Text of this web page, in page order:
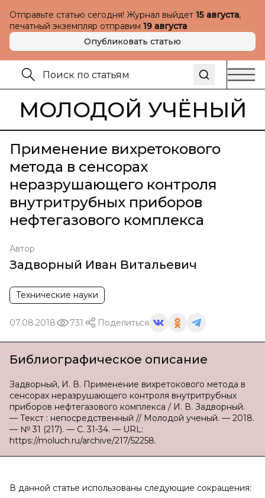
Отправьте статью сегодня! Журнал выйдет 15 августа,
печатный экземпляр отправим 19 августа
Опубликовать статью
МОЛОДОЙ УЧЁНЫЙ
Применение вихретокового
метода в сенсорах
неразрушающего контроля
внутритрубных приборов
нефтегазового комплекса
Автор
Задворный Иван Витальевич
Технические науки
07.08.2018 731 Поделиться
Библиографическое описание
Задворный, И. В. Применение вихретокового метода в
сенсорах неразрушающего контроля внутритрубных
приборов нефтегазового комплекса / И. В. Задворный.
— Текст : непосредственный // Молодой ученый. — 2018.
— № 31 (217). — С. 31-34. — URL:
https://moluch.ru/archive/217/52258.
В данной статье использованы следующие сокращения: